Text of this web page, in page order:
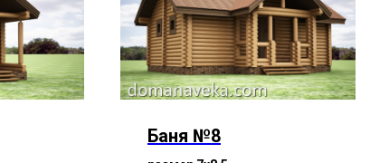
Баня №8